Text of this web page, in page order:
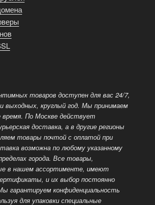
товаров доступен для вас 24/7,
выходных, круглый год. Мы принимаем
время. По Москве действует
доставка, а в другие регионы
товары почтой с оплатой при
возможна по любому указанному
города. Все товары,
в нашем ассортименте, имеют
и их выбор постоянно
гарантируем конфиденциальность
для упаковки специальные